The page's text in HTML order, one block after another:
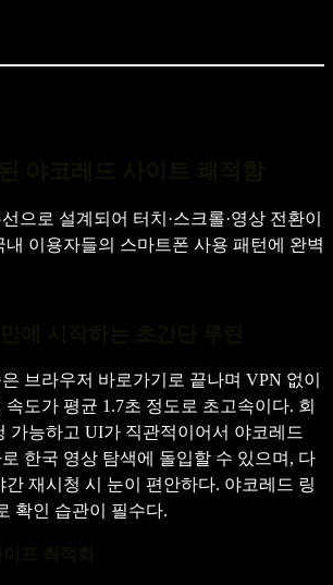
으로 설계되어 터치·스크롤·영상 전환이
내 이용자들의 스마트폰 사용 패턴에 완벽
브라우저 바로가기로 끝나며 VPN 없이
도가 평균 1.7초 정도로 초고속이다. 회
가능하고 UI가 직관적이어서 야코레드
한국 영상 탐색에 돌입할 수 있으며, 다
간 재시청 시 눈이 편안하다. 야코레드 링
확인 습관이 필수다.